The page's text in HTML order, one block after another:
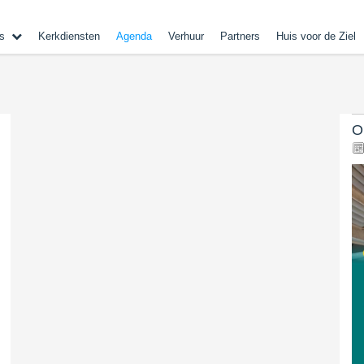
Kerkdiensten Agenda Verhuur Partners Huis voor de Ziel